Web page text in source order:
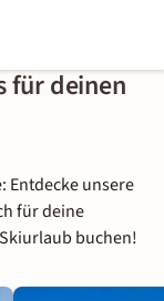
für deinen
Entdecke unsere
für deine
buchen!